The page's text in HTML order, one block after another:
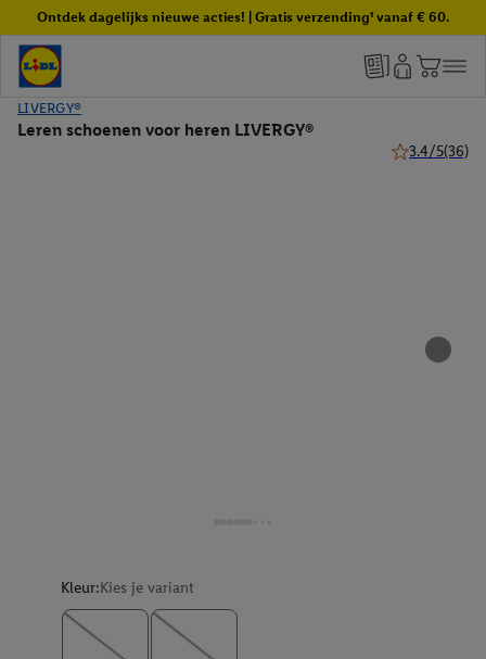
Ontdek dagelijks nieuwe acties! | Gratis verzending¹ vanaf € 60.
LIVERGY®
Leren schoenen voor heren LIVERGY®
3.4/5(36)
Kleur:Kies je variant